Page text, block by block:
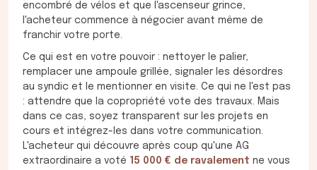
encombré de vélos et que l'ascenseur grince,
l'acheteur commence à négocier avant même de
franchir votre porte.
Ce qui est en votre pouvoir : nettoyer le palier,
remplacer une ampoule grillée, signaler les désordres
au syndic et le mentionner en visite. Ce qui ne l'est pas
: attendre que la copropriété vote des travaux. Mais
dans ce cas, soyez transparent sur les projets en
cours et intégrez-les dans votre communication.
L'acheteur qui découvre après coup qu'une AG
extraordinaire a voté 15 000 € de ravalement ne vous